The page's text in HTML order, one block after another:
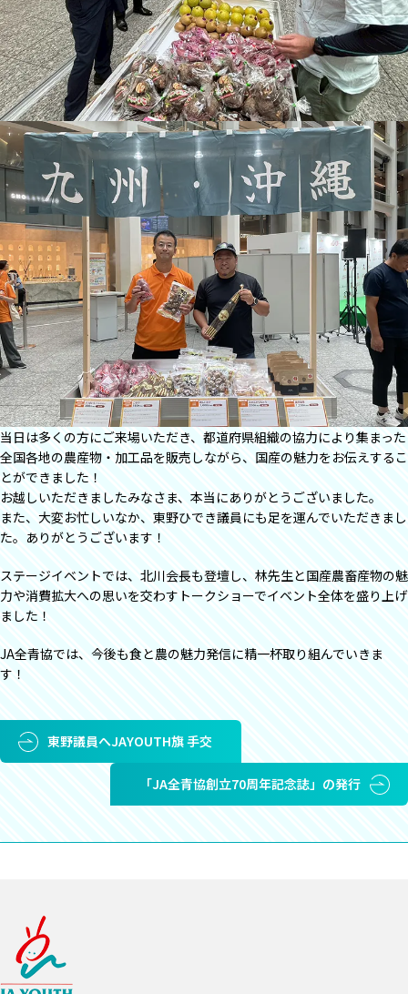
当日は多くの方にご来場いただき、都道府県組織の協力により集まった
全国各地の農産物・加工品を販売しながら、国産の魅力をお伝えするこ
とができました！
お越しいただきましたみなさま、本当にありがとうございました。
また、大変お忙しいなか、東野ひでき議員にも足を運んでいただきまし
た。ありがとうございます！
ステージイベントでは、北川会長も登壇し、林先生と国産農畜産物の魅
力や消費拡大への思いを交わすトークショーでイベント全体を盛り上げ
ました！
JA全青協では、今後も食と農の魅力発信に精一杯取り組んでいきま
す！
東野議員へJAYOUTH旗 手交
「JA全青協創立70周年記念誌」の発行